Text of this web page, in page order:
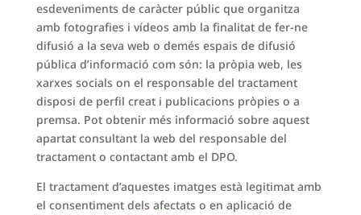
esdeveniments de caràcter públic que organitza
amb fotografies i vídeos amb la finalitat de fer-ne
difusió a la seva web o demés espais de difusió
pública d’informació com són: la pròpia web, les
xarxes socials on el responsable del tractament
disposi de perfil creat i publicacions pròpies o a
premsa. Pot obtenir més informació sobre aquest
apartat consultant la web del responsable del
tractament o contactant amb el DPO.
El tractament d’aquestes imatges està legitimat amb
el consentiment dels afectats o en aplicació de